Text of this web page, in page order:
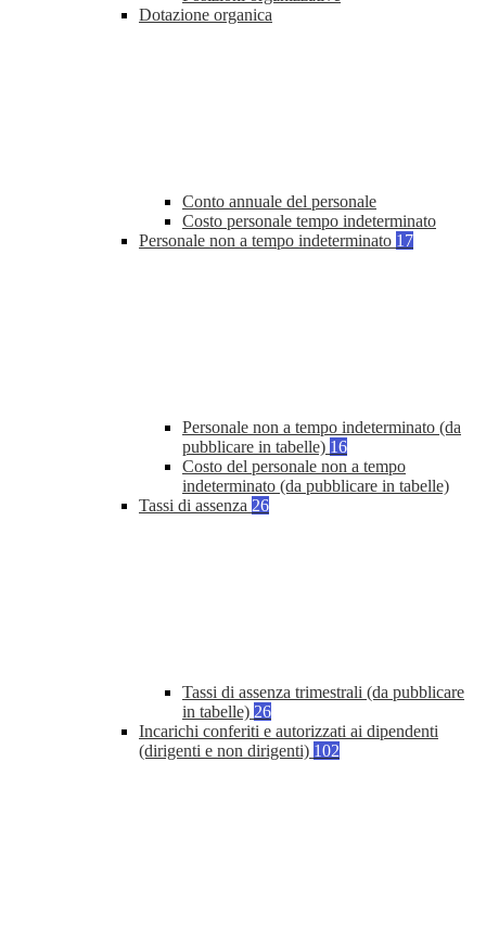
Dotazione organica
Conto annuale del personale
Costo personale tempo indeterminato
Personale non a tempo indeterminato 17
Personale non a tempo indeterminato (da
pubblicare in tabelle) 16
Costo del personale non a tempo
indeterminato (da pubblicare in tabelle)
Tassi di assenza 26
Tassi di assenza trimestrali (da pubblicare
in tabelle) 26
Incarichi conferiti e autorizzati ai dipendenti
(dirigenti e non dirigenti) 102